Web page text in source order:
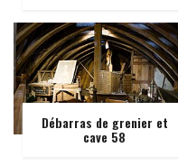
Débarras de grenier et
cave 58